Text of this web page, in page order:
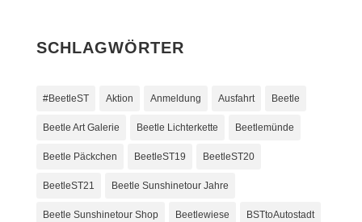
SCHLAGWÖRTER
#BeetleST Aktion Anmeldung Ausfahrt Beetle
Beetle Art Galerie Beetle Lichterkette Beetlemünde
Beetle Päckchen BeetleST19 BeetleST20
BeetleST21 Beetle Sunshinetour Jahre
Beetle Sunshinetour Shop Beetlewiese BSTtoAutostadt